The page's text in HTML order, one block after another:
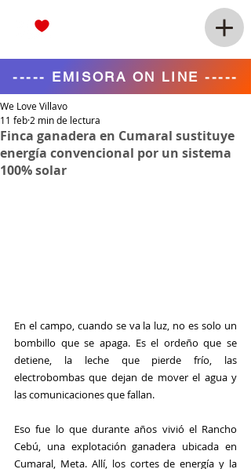
----- EMISORA ON LINE -----
Finca ganadera en Cumaral sustituye
energía convencional por un sistema
100% solar
We Love Villavo
11 feb 2 min de lectura
En el campo, cuando se va la luz, no es solo un
bombillo que se apaga. Es el ordeño que se
detiene, la leche que pierde frío, las
electrobombas que dejan de mover el agua y
las comunicaciones que fallan.
Eso fue lo que durante años vivió el Rancho
Cebú, una explotación ganadera ubicada en
Cumaral, Meta. Allí, los cortes de energía y la